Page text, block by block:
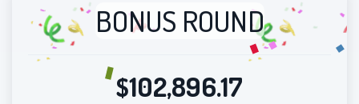
BONUS ROUND
$102,896.17